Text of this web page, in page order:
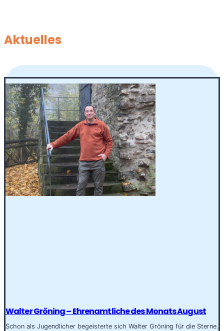
Aktuelles
Walter Gröning – Ehrenamtliche des Monats August
Schon als Jugendlicher begeisterte sich Walter Gröning für die Sterne.